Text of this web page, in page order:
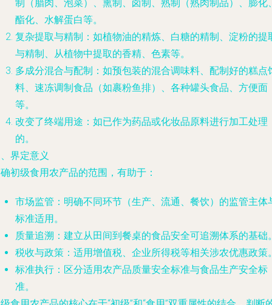
制（腊肉、泡菜）、熏制、卤制、熟制（熟肉制品）、膨化
酯化、水解蛋白等。
复杂提取与精制 ：如植物油的精炼、白糖的精制、淀粉的提
与精制、从植物中提取的香精、色素等。
多成分混合与配制 ：如预包装的混合调味料、配制好的糕点
料、速冻调制食品（如裹粉鱼排）、各种罐头食品、方便面
等。
改变了终端用途 ：如已作为药品或化妆品原料进行加工处理
的。
界定意义
初级食用农产品的范围，有助于：
市场监管 ：明确不同环节（生产、流通、餐饮）的监管主体
标准适用。
质量追溯 ：建立从田间到餐桌的食品安全可追溯体系的基础
税收与政策 ：适用增值税、企业所得税等相关涉农优惠政策
标准执行 ：区分适用农产品质量安全标准与食品生产安全标
准。